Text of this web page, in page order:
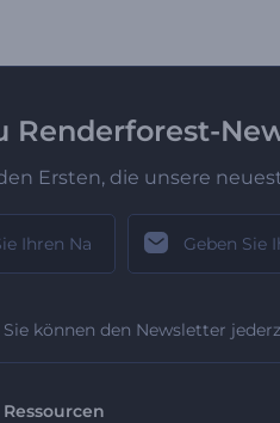
Renderforest-
Ersten, die unsere
Sie können den Newsletter
Ressourcen